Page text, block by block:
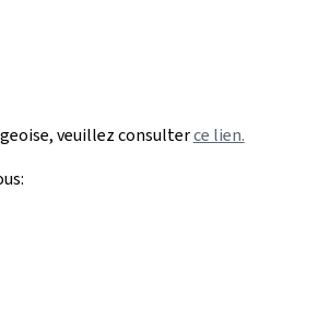
veuillez consulterce lien.